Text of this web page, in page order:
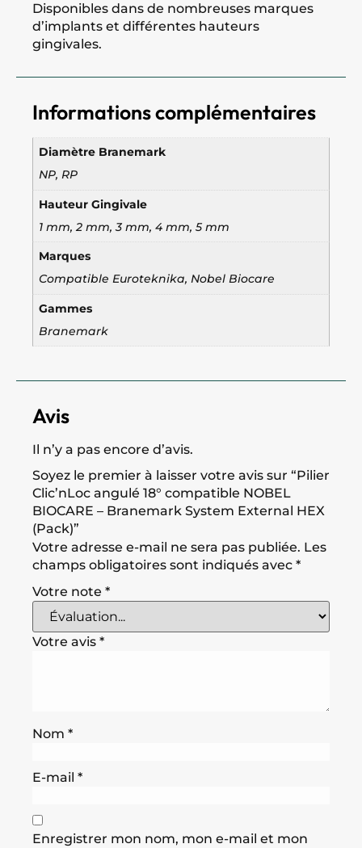
Disponibles dans de nombreuses marques
d’implants et différentes hauteurs
gingivales.
Informations complémentaires
Diamètre Branemark
NP, RP
Hauteur Gingivale
1 mm, 2 mm, 3 mm, 4 mm, 5 mm
Marques
Compatible Euroteknika, Nobel Biocare
Gammes
Branemark
Avis
Il n’y a pas encore d’avis.
Soyez le premier à laisser votre avis sur “Pilier
Clic’nLoc angulé 18° compatible NOBEL
BIOCARE – Branemark System External HEX
(Pack)”
Votre adresse e-mail ne sera pas publiée. Les
champs obligatoires sont indiqués avec *
Votre note *
Votre avis *
Nom *
E-mail *
Enregistrer mon nom, mon e-mail et mon